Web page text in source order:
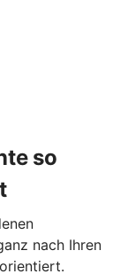
so
nach Ihren